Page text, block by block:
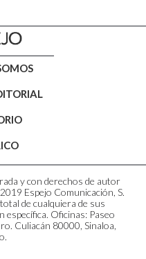
y con derechos de autor
Espejo Comunicación, S.
de cualquiera de sus
Oficinas: Paseo
Culiacán 80000, Sinaloa,